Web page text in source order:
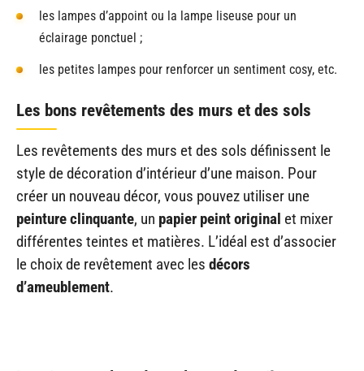
les lampes d’appoint ou la lampe liseuse pour un
éclairage ponctuel ;
les petites lampes pour renforcer un sentiment cosy, etc.
Les bons revêtements des murs et des sols
Les revêtements des murs et des sols définissent le
style de décoration d’intérieur d’une maison. Pour
créer un nouveau décor, vous pouvez utiliser une
peinture clinquante, un papier peint original et mixer
différentes teintes et matières. L’idéal est d’associer
le choix de revêtement avec les décors
d’ameublement.